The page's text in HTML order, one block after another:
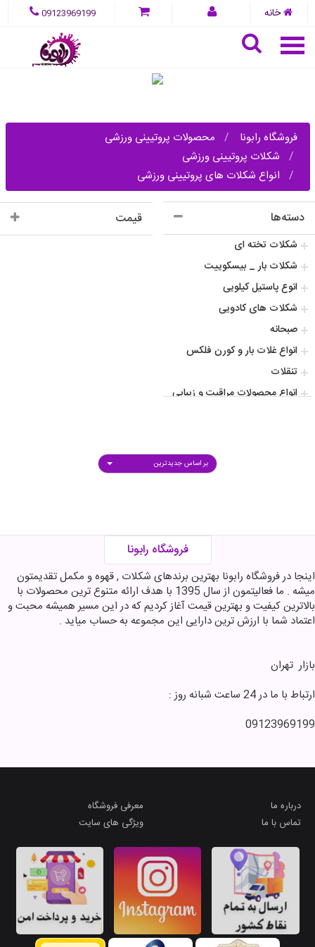
خانه 09123969199
فروشگاه رابونا
محصولات پروتیینی ورزشی
شکلات پروتیینی ورزشی
انواع شکلات های پروتیینی ورزشی
دسته‌ها
شکلات تخته ای
شکلات بار _ بیسکوییت
انوع پاستیل کیلویی
شکلات های کادویی
صبحانه
انواع غلات بار و کورن فلکس
تنقلات
انواع محصولات مراقبت و زیبایی
افزودنی و طعم دهنده ها
شکلات پروتیینی ورزشی
محصولات پروتیینی ورزشی
انواع پاستیل
فروش عمده
انواع عروسک و اکشن فیگور
غذایی
قهوه
پک های کادویی
مارشمالو
مجله خوشمزه رابونا
انواع ماشین و ماکت
قیمت
بر اساس جدیدترین
فروشگاه رابونا
اینجا در فروشگاه رابونا بهترین برندهای شکلات , قهوه و مکمل تقدیمتون
میشه . ما فعالیتمون از سال 1395 با هدف ارائه متنوع ترین محصولات با
بالاترین کیفیت و بهترین قیمت آغاز کردیم که در این مسیر همیشه محبت و
اعتماد شما با ارزش ترین دارایی این مجموعه به حساب میاید .
بازار ‌ تهران
ارتباط با ما در 24 ساعت شبانه روز :
09123969199
درباره ما
تماس با ما
معرفی فروشگاه
ویژگی های سایت